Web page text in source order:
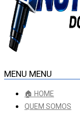
MENU MENU
🏠 HOME
QUEM SOMOS